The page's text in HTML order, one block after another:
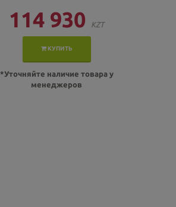
114 930 KZT
КУПИТЬ
*Уточняйте наличие товара у
менеджеров